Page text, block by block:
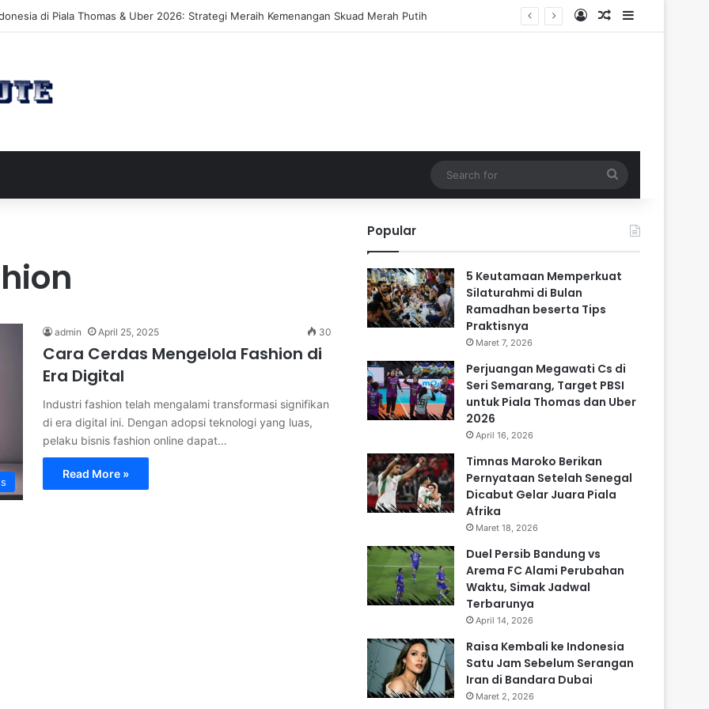
Perluasan Lahan 65 Hektar untuk Pengembangan Sektor Wisata Log InRandom Article
Sidebar
for
admin April 25, 2025 30
Cara Cerdas Mengelola Fashion di
Era Digital
Industri fashion telah mengalami transformasi signifikan
di era digital ini. Dengan adopsi teknologi yang luas,
pelaku bisnis fashion online dapat…
Read More »
Popular
5 Keutamaan Memperkuat
Silaturahmi di Bulan
Ramadhan beserta Tips
Praktisnya
Maret 7, 2026
Perjuangan Megawati Cs di
Seri Semarang, Target PBSI
untuk Piala Thomas dan Uber
2026
April 16, 2026
Timnas Maroko Berikan
Pernyataan Setelah Senegal
Dicabut Gelar Juara Piala
Afrika
Maret 18, 2026
Duel Persib Bandung vs
Arema FC Alami Perubahan
Waktu, Simak Jadwal
Terbarunya
April 14, 2026
Raisa Kembali ke Indonesia
Satu Jam Sebelum Serangan
Iran di Bandara Dubai
Maret 2, 2026